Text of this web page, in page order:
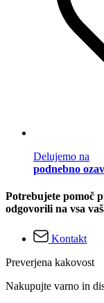
Delujemo na
podnebno
Potrebujete pomoč
odgovorili na vsa
Kontakt
Preverjena kakovost
Nakupujte varno in